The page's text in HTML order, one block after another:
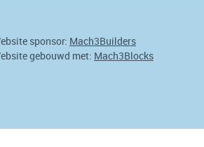
sponsor: Mach3Builders
gebouwd met: Mach3Blocks